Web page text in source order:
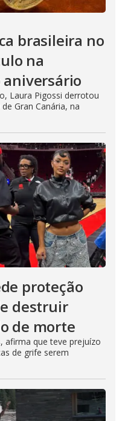
brasileira no
na
aniversário
Laura Pigossi derrotou
Gran Canária, na
proteção
destruir
de morte
afirma que teve prejuízo
de grife serem